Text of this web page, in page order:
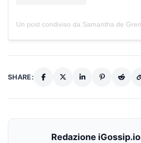
SHARE:
Redazione iGossip.io